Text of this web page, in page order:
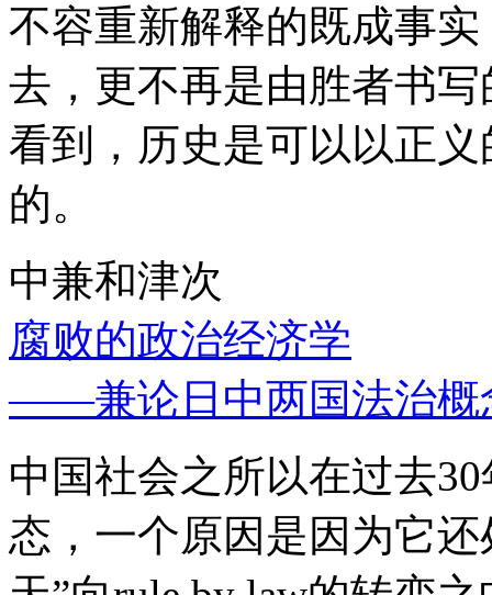
不容重新解释的既成事
去，更不再是由胜者书
看到，历史是可以以正
的。
中兼和津次
腐败的政治经济学
——兼论日中两国法治概
中国社会之所以在过去
态，一个原因是因为它